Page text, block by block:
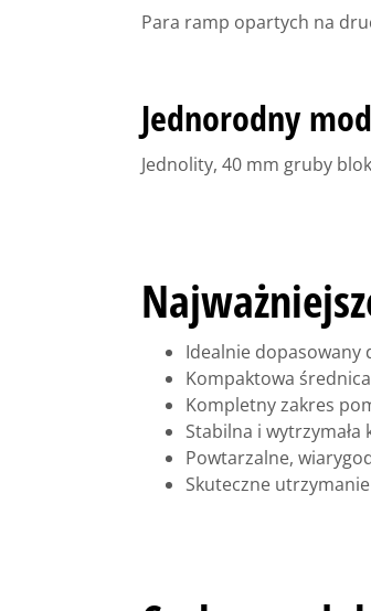
Para ramp opartych na
Jednorodny
Jednolity, 40 mm gruby
Idealnie dopasowany
Kompaktowa
Kompletny zakres
Stabilna i wytrzymała
Powtarzalne,
Skuteczne